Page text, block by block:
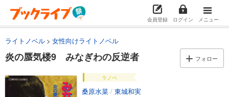
会員登録 ログイン メニュー
ライトノベル 女性向けライトノベル
炎の蜃気楼9 みなぎわの反逆者 フォロー
ラノベ
桑原水菜 / 東城和実